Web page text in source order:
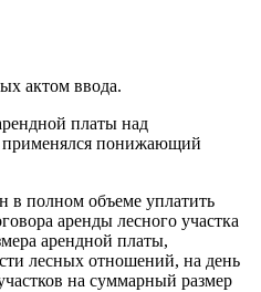
актом ввода.
платы над
применялся понижающий
в полном объеме уплатить
аренды лесного участка
арендной платы,
лесных отношений, на день
на суммарный размер